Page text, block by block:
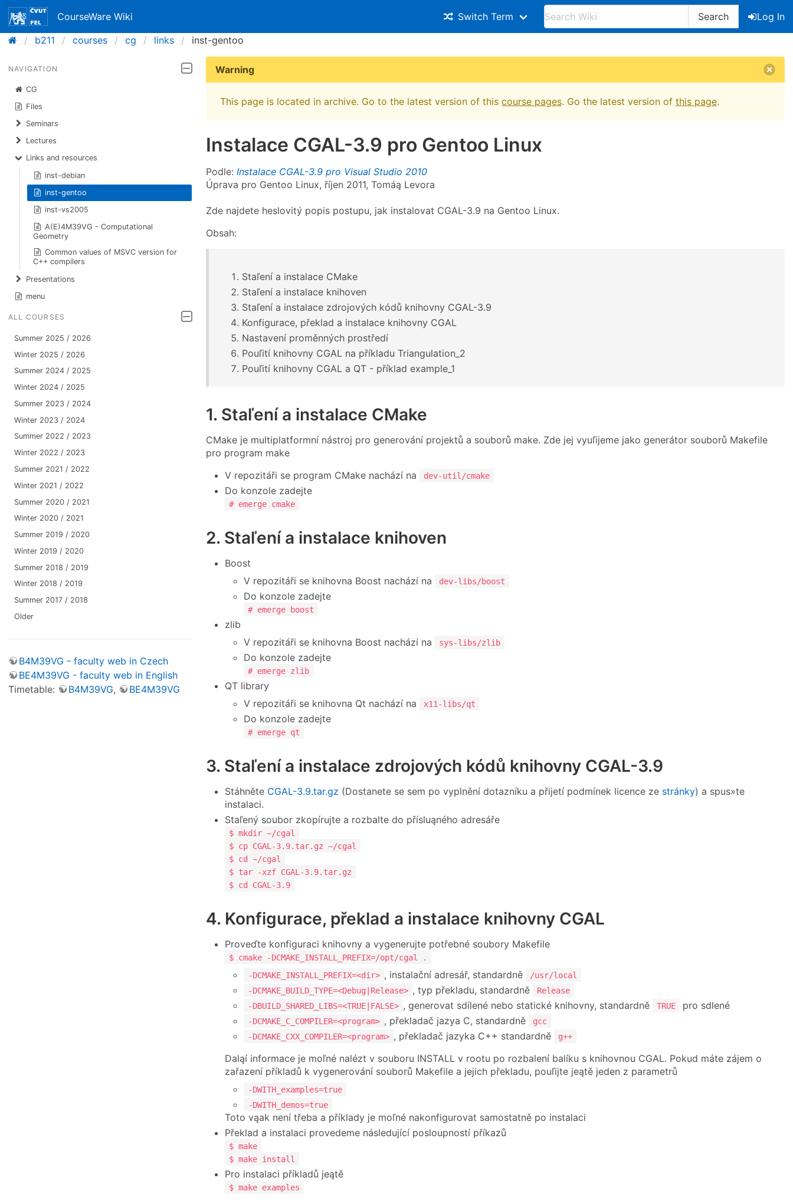
CourseWare Wiki Switch Term Search
Log In
b211
courses cg links inst-gentoo
NAVIGATION
CG
Files
Seminars
Lectures
Links and resources
inst-debian
inst-gentoo
inst-vs2005
A(E)4M39VG - Computational
Geometry
Common values of MSVC version for
C++ compilers
Presentations
menu
ALL COURSES
Summer 2025 / 2026
Winter 2025 / 2026
Summer 2024 / 2025
Winter 2024 / 2025
Summer 2023 / 2024
Winter 2023 / 2024
Summer 2022 / 2023
Winter 2022 / 2023
Summer 2021 / 2022
Winter 2021 / 2022
Summer 2020 / 2021
Winter 2020 / 2021
Summer 2019 / 2020
Winter 2019 / 2020
Summer 2018 / 2019
Winter 2018 / 2019
Summer 2017 / 2018
Older
B4M39VG - faculty web in Czech
BE4M39VG - faculty web in English
Timetable:
B4M39VG, BE4M39VG
Warning
This page is located in archive. Go to the latest version of this course pages. Go the latest version of this page.
Instalace CGAL-3.9 pro Gentoo Linux
Podle: Instalace CGAL-3.9 pro Visual Studio 2010
Úprava pro Gentoo Linux, říjen 2011, Tomáą Levora
Zde najdete heslovitý popis postupu, jak instalovat CGAL-3.9 na Gentoo Linux.
Obsah:
Staľení a instalace CMake
Staľení a instalace knihoven
Staľení a instalace zdrojových kódů knihovny CGAL-3.9
Konfigurace, překlad a instalace knihovny CGAL
Nastavení proměnných prostředí
Pouľití knihovny CGAL na příkladu Triangulation_2
Pouľití knihovny CGAL a QT - příklad example_1
1. Staľení a instalace CMake
CMake je multiplatformní nástroj pro generování projektů a souborů make. Zde jej vyuľijeme jako generátor souborů Makefile
pro program make
V repozitáři se program CMake nachází na
dev-util/cmake
Do konzole zadejte
# emerge cmake
2. Staľení a instalace knihoven
Boost
V repozitáři se knihovna Boost nachází na
dev-libs/boost
Do konzole zadejte
# emerge boost
zlib
V repozitáři se knihovna Boost nachází na
sys-libs/zlib
Do konzole zadejte
# emerge zlib
QT library
V repozitáři se knihovna Qt nachází na
x11-libs/qt
Do konzole zadejte
# emerge qt
3. Staľení a instalace zdrojových kódů knihovny CGAL-3.9
Stáhněte CGAL-3.9.tar.gz (Dostanete se sem po vyplnění dotazníku a přijetí podmínek licence ze stránky) a spus»te
instalaci.
Staľený soubor zkopírujte a rozbalte do přísluąného adresáře
$ mkdir ~/cgal
$ cp CGAL-3.9.tar.gz ~/cgal
$ cd ~/cgal
$ tar -xzf CGAL-3.9.tar.gz
$ cd CGAL-3.9
4. Konfigurace, překlad a instalace knihovny CGAL
Proveďte konfiguraci knihovny a vygenerujte potřebné soubory Makefile
$ cmake -DCMAKE_INSTALL_PREFIX=/opt/cgal .
-DCMAKE_INSTALL_PREFIX=<dir> , instalační adresář, standardně
/usr/local
-DCMAKE_BUILD_TYPE=<Debug|Release> , typ překladu, standardně
Release
-DBUILD_SHARED_LIBS=<TRUE|FALSE> , generovat sdílené nebo statické knihovny, standardně TRUE pro sdlené
-DCMAKE_C_COMPILER=<program> , překladač jazya C, standardně
gcc
-DCMAKE_CXX_COMPILER=<program> , překladač jazyka C++ standardně g++
Daląí informace je moľné nalézt v souboru INSTALL v rootu po rozbalení balíku s knihovnou CGAL. Pokud máte zájem o
zařazení příkladů k vygenerování souborů Makefile a jejich překladu, pouľijte jeątě jeden z parametrů
-DWITH_examples=true
-DWITH_demos=true
Toto vąak není třeba a příklady je moľné nakonfigurovat samostatně po instalaci
Překlad a instalaci provedeme následující posloupností příkazů
$ make
$ make install
Pro instalaci příkladů jeątě
$ make examples